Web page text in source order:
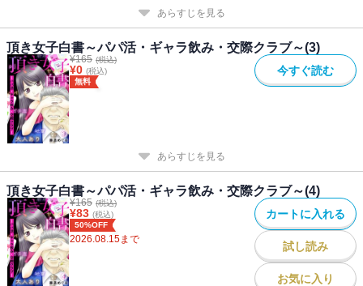
あらすじを見る
頂き女子白書～パパ活・ギャラ飲み・交際クラブ～(3)
¥165 (税込)
¥0 (税込)
無料
今すぐ読む
あらすじを見る
頂き女子白書～パパ活・ギャラ飲み・交際クラブ～(4)
¥165 (税込)
¥83 (税込)
50%OFF
2026.08.15まで
カートに入れる
試し読み
お気に入り